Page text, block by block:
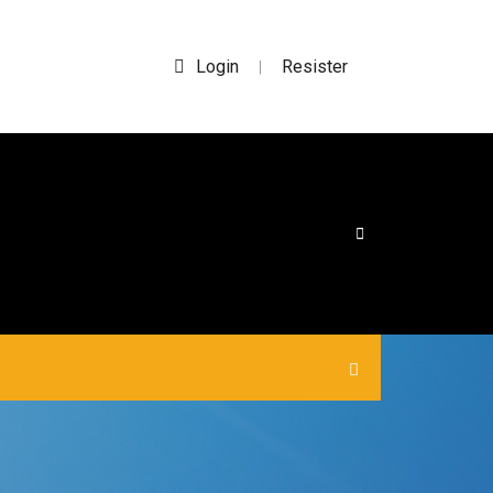
Login | Resister